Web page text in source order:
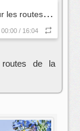
M
anoukian - La géophonie, Sur les routes de la musique
00:00 / 16:04
de la